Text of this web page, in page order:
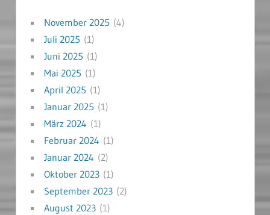
November 2025 (4)
Juli 2025 (1)
Juni 2025 (1)
Mai 2025 (1)
April 2025 (1)
Januar 2025 (1)
März 2024 (1)
Februar 2024 (1)
Januar 2024 (2)
Oktober 2023(1)
September 2023(2)
August 2023(1)